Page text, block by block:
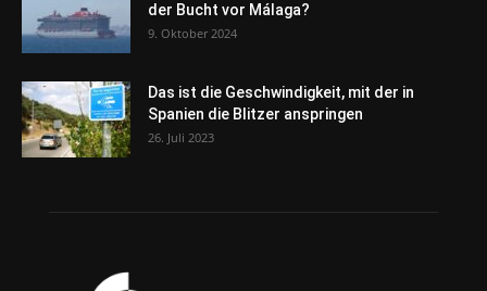
der Bucht vor Málaga?
9. Oktober 2024
Das ist die Geschwindigkeit, mit der in
Spanien die Blitzer anspringen
26. Juli 2023